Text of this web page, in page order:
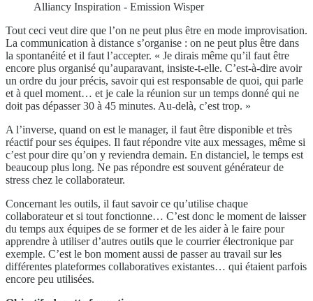
Alliancy Inspiration - Emission Wisper
Tout ceci veut dire que l’on ne peut plus être en mode improvisation.
La communication à distance s’organise : on ne peut plus être dans
la spontanéité et il faut l’accepter. « Je dirais même qu’il faut être
encore plus organisé qu’auparavant, insiste-t-elle. C’est-à-dire avoir
un ordre du jour précis, savoir qui est responsable de quoi, qui parle
et à quel moment… et je cale la réunion sur un temps donné qui ne
doit pas dépasser 30 à 45 minutes. Au-delà, c’est trop. »
A l’inverse, quand on est le manager, il faut être disponible et très
réactif pour ses équipes. Il faut répondre vite aux messages, même si
c’est pour dire qu’on y reviendra demain. En distanciel, le temps est
beaucoup plus long. Ne pas répondre est souvent générateur de
stress chez le collaborateur.
Concernant les outils, il faut savoir ce qu’utilise chaque
collaborateur et si tout fonctionne… C’est donc le moment de laisser
du temps aux équipes de se former et de les aider à le faire pour
apprendre à utiliser d’autres outils que le courrier électronique par
exemple. C’est le bon moment aussi de passer au travail sur les
différentes plateformes collaboratives existantes… qui étaient parfois
encore peu utilisées.